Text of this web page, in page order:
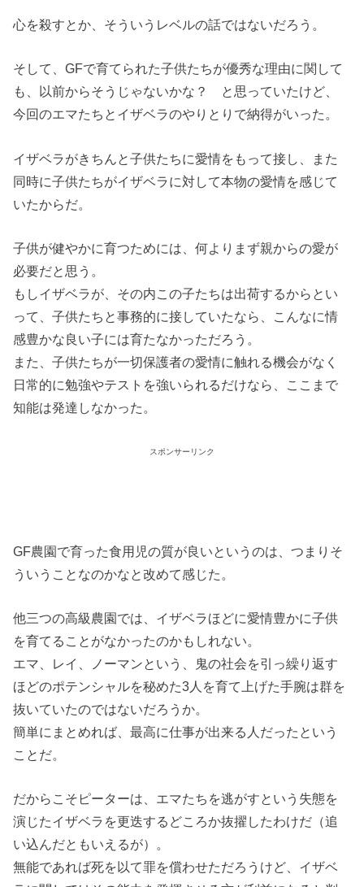
心を殺すとか、そういうレベルの話ではないだろう。
そして、GFで育てられた子供たちが優秀な理由に関して
も、以前からそうじゃないかな？ と思っていたけど、
今回のエマたちとイザベラのやりとりで納得がいった。
イザベラがきちんと子供たちに愛情をもって接し、また
同時に子供たちがイザベラに対して本物の愛情を感じて
いたからだ。
子供が健やかに育つためには、何よりまず親からの愛が
必要だと思う。
もしイザベラが、その内この子たちは出荷するからとい
って、子供たちと事務的に接していたなら、こんなに情
感豊かな良い子には育たなかっただろう。
また、子供たちが一切保護者の愛情に触れる機会がなく
日常的に勉強やテストを強いられるだけなら、ここまで
知能は発達しなかった。
スポンサーリンク
GF農園で育った食用児の質が良いというのは、つまりそ
ういうことなのかなと改めて感じた。
他三つの高級農園では、イザベラほどに愛情豊かに子供
を育てることがなかったのかもしれない。
エマ、レイ、ノーマンという、鬼の社会を引っ繰り返す
ほどのポテンシャルを秘めた3人を育て上げた手腕は群を
抜いていたのではないだろうか。
簡単にまとめれば、最高に仕事が出来る人だったという
ことだ。
だからこそピーターは、エマたちを逃がすという失態を
演じたイザベラを更迭するどころか抜擢したわけだ（追
い込んだともいえるが）。
無能であれば死を以て罪を償わせただろうけど、イザベ